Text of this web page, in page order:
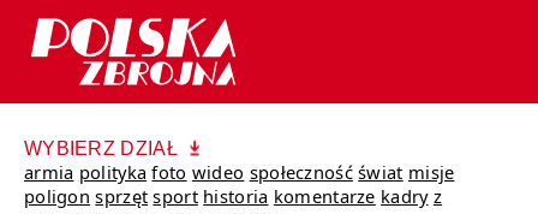
WYBIERZ DZIAŁ
armia polityka foto wideo społeczność świat misje
poligon sprzęt sport historia komentarze kadry z